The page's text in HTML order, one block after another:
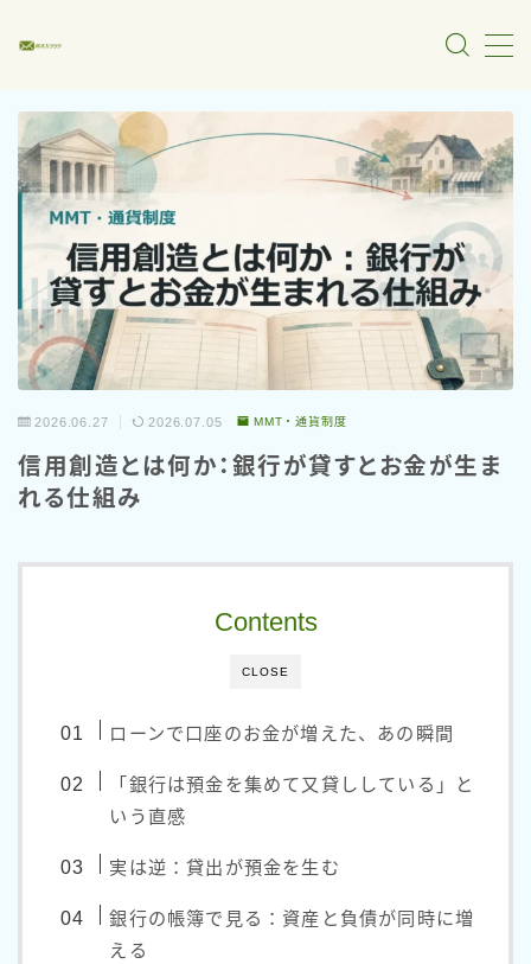
マクロ経済・財政金融
MMT・通貨制度
物価・雇用・景気
財政・税制・国債
金融政策・中央銀行
政治・政策分析
メディア・言論分析
政治思想
経済理論
Contact
2026.06.27 2026.07.05 MMT・通貨制度
信用創造とは何か：銀行が貸すとお金が生ま
れる仕組み
CLOSE
Contents
ローンで口座のお金が増えた、あの瞬間
「銀行は預金を集めて又貸ししている」と
いう直感
実は逆：貸出が預金を生む
銀行の帳簿で見る：資産と負債が同時に増
える